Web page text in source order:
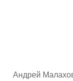
Андрей